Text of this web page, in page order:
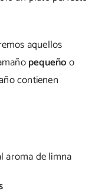
aquellos
pequeñoo
contienen